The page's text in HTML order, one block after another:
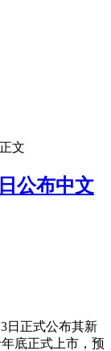
正文
公布中文
日正式公布其新
底正式上市，预